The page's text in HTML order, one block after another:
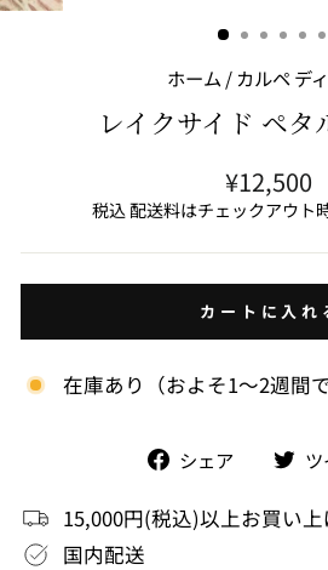
ホーム / カルペ デ
レイクサイド ペタ
通
常
格
¥12,500
税込 配送料はチェックアウト
カートに入れ
在庫あり（およそ1～2週間
シェア
シ
15,000円(税込)以上お買い
国内配送